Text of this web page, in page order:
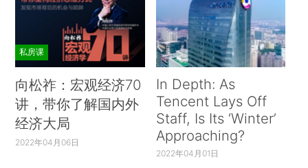
私房课
向松祚：宏观经济70
讲，带你了解国内外
经济大局
2022年04月06日
In Depth: As
Tencent Lays Off
Staff, Is Its ‘Winter’
Approaching?
2022年04月01日